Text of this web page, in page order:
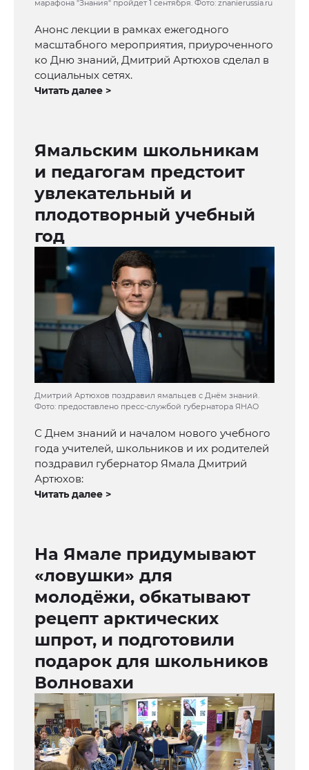
марафона "Знания" пройдет 1 сентября. Фото: znanierussia.ru
Анонс лекции в рамках ежегодного
масштабного мероприятия, приуроченного
ко Дню знаний, Дмитрий Артюхов сделал в
социальных сетях.
Читать далее >
Ямальским школьникам
и педагогам предстоит
увлекательный и
плодотворный учебный
год
Дмитрий Артюхов поздравил ямальцев с Днём знаний.
Фото: предоставлено пресс-службой губернатора ЯНАО
С Днем знаний и началом нового учебного
года учителей, школьников и их родителей
поздравил губернатор Ямала Дмитрий
Артюхов:
Читать далее >
На Ямале придумывают
«ловушки» для
молодёжи, обкатывают
рецепт арктических
шпрот, и подготовили
подарок для школьников
Волновахи